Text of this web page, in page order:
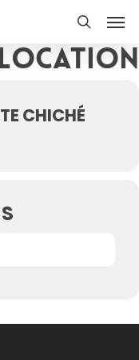
location
CHICHÉ